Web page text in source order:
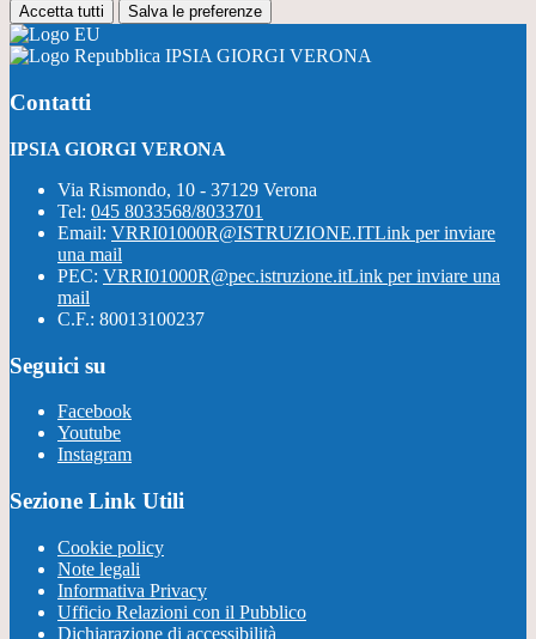
Accetta tutti Salva le preferenze
IPSIA GIORGI VERONA
Contatti
IPSIA GIORGI VERONA
Via Rismondo, 10 - 37129 Verona
Tel: 045 8033568/8033701
Email: VRRI01000R@ISTRUZIONE.ITLink per inviare
una mail
PEC: VRRI01000R@pec.istruzione.itLink per inviare una
mail
C.F.: 80013100237
Seguici su
Facebook
Youtube
Instagram
Sezione Link Utili
Cookie policy
Note legali
Informativa Privacy
Ufficio Relazioni con il Pubblico
Dichiarazione di accessibilità